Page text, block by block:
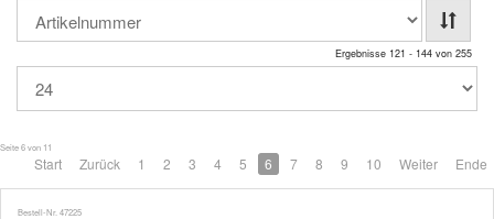
Ergebnisse 121 - 144 von 255
Seite 6 von 11
Start Zurück 1 2 3 4 5 6 7 8 9 10 Weiter Ende
Bestell-Nr. 47225